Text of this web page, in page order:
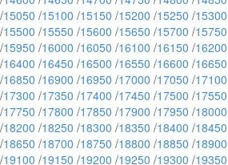
/15050 /15100 /15150 /15200 /15250 /15300
/15500 /15550 /15600 /15650 /15700 /15750
/15950 /16000 /16050 /16100 /16150 /16200
/16400 /16450 /16500 /16550 /16600 /16650
/16850 /16900 /16950 /17000 /17050 /17100
/17300 /17350 /17400 /17450 /17500 /17550
/17750 /17800 /17850 /17900 /17950 /18000
/18200 /18250 /18300 /18350 /18400 /18450
/18650 /18700 /18750 /18800 /18850 /18900
/19100 /19150 /19200 /19250 /19300 /19350